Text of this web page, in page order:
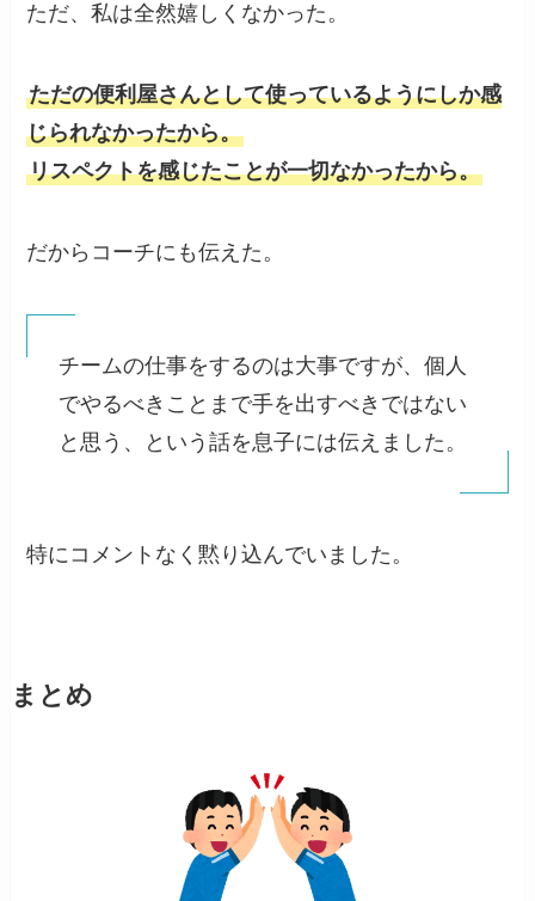
ただ、私は全然嬉しくなかった。
ただの便利屋さんとして使っているようにしか感
じられなかったから。
リスペクトを感じたことが一切なかったから。
だからコーチにも伝えた。
チームの仕事をするのは大事ですが、個人
でやるべきことまで手を出すべきではない
と思う、という話を息子には伝えました。
特にコメントなく黙り込んでいました。
まとめ